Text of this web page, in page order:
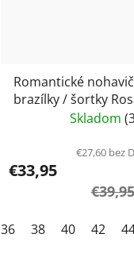
Romantické
brazílky / šortky
Suzette 1952- black
Skladom
€27,60 bez
€33,95
€39,95
36 38 40 42